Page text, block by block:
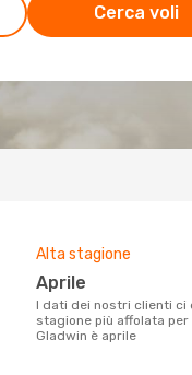
Cerca voli
Alta stagione
aprile
I dati dei nostri clienti ci dicono che la
stagione più affolata
Gladwin è aprile